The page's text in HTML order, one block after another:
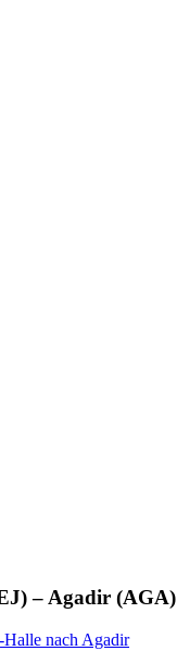
– Agadir (AGA)
nach Agadir